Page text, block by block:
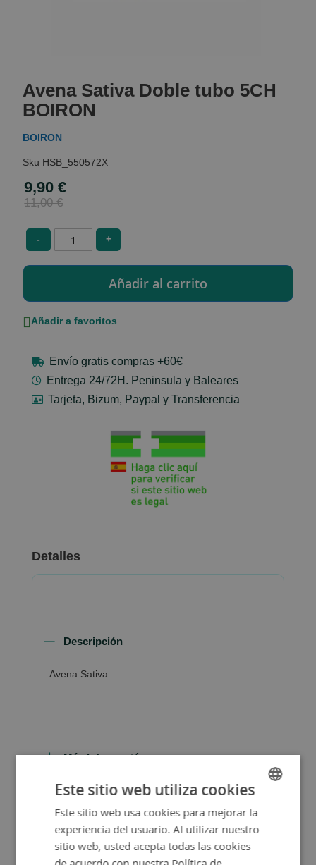
the
beginning
of
the
gallery
Avena Sativa Doble tubo 5CH
BOIRON
BOIRON
HSB_550572X
Special
Price
9,90 €
11,00 €
- +
Añadir a favoritos
Envío gratis compras +60€
Entrega 24/72H. Peninsula y Baleares
Tarjeta, Bizum, Paypal y Transferencia
Detalles
Descripción
Avena Sativa
Más Información
SPANISH
ENGLISH
Este sitio web utiliza cookies
Este sitio web usa cookies para mejorar la
experiencia del usuario. Al utilizar nuestro
sitio web, usted acepta todas las cookies